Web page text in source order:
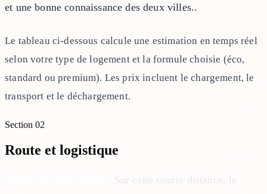
et une bonne connaissance des deux villes..
Le tableau ci-dessous calcule une estimation en temps réel
selon votre type de logement et la formule choisie (éco,
standard ou premium). Les prix incluent le chargement, le
transport et le déchargement.
Section 02
Route et logistique
Sur cette courte distance, le